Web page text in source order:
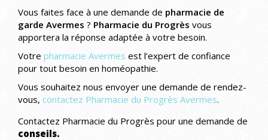
Vous faites face à une demande de pharmacie de
garde Avermes ? Pharmacie du Progrès vous
apportera la réponse adaptée à votre besoin.
Votre pharmacie Avermes est l’expert de confiance
pour tout besoin en homéopathie.
Vous souhaitez nous envoyer une demande de rendez-
vous, contactez Pharmacie du Progrès Avermes.
Contactez Pharmacie du Progrès pour une demande de
conseils.